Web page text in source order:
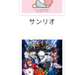
サンリオ